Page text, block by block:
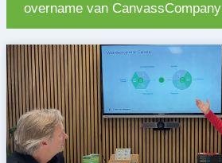
overname van CanvassCompany